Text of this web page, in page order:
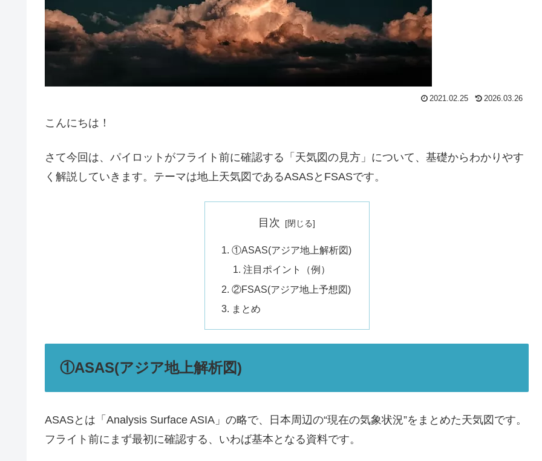
2021.02.25 2026.03.26
こんにちは！
さて今回は、パイロットがフライト前に確認する「天気図の見方」について、基礎からわかりやす
く解説していきます。テーマは地上天気図であるASASとFSASです。
目次
①ASAS(アジア地上解析図)
注目ポイント（例）
②FSAS(アジア地上予想図)
まとめ
①ASAS(アジア地上解析図)
ASASとは「Analysis Surface ASIA」の略で、日本周辺の“現在の気象状況”をまとめた天気図です。
フライト前にまず最初に確認する、いわば基本となる資料です。